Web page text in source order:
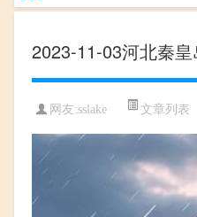
2023-11-03河北秦
网友:sslake 文章列表